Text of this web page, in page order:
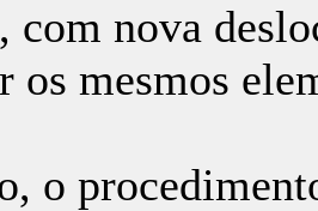
com nova
os mesmos
o